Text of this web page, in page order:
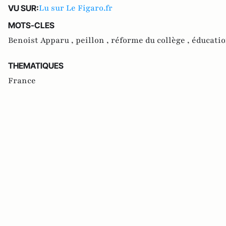
VU SUR:Lu sur Le Figaro.fr
MOTS-CLES
Benoist Apparu , peillon , réforme du collège ,
THEMATIQUES
France